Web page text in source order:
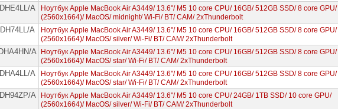
A
Ноутбук Apple MacBook Air A3449/ 13.6"/ M5 10 core CPU/ 16GB/ 512GB SSD/ 8 core GPU/
(2560x1664)/ MacOS/ midnight/ Wi-Fi/ BT/ CAM/ 2xThunderbolt
A
Ноутбук Apple MacBook Air A3449/ 13.6"/ M5 10 core CPU/ 16GB/ 512GB SSD/ 8 core GPU/
(2560x1664)/ MacOS/ silver/ Wi-Fi/ BT/ CAM/ 2xThunderbolt
A
Ноутбук Apple MacBook Air A3449/ 13.6"/ M5 10 core CPU/ 16GB/ 512GB SSD/ 8 core GPU/
(2560x1664)/ MacOS/ star/ Wi-Fi/ BT/ CAM/ 2xThunderbolt
A
Ноутбук Apple MacBook Air A3449/ 13.6"/ M5 10 core CPU/ 16GB/ 512GB SSD/ 8 core GPU/
(2560x1664)/ MacOS/ star/ Wi-Fi/ BT/ CAM/ 2xThunderbolt
A
Ноутбук Apple MacBook Air A3449/ 13.6"/ M5 10 core CPU/ 24GB/ 1TB SSD/ 10 core GPU/
(2560x1664)/ MacOS/ silver/ Wi-Fi/ BT/ CAM/ 2xThunderbolt